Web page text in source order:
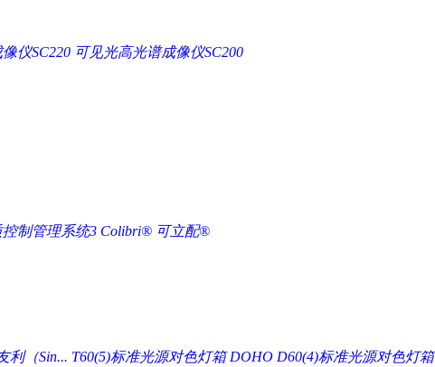
仪SC220 可见光高光谱成像仪SC200
控制管理系统3 Colibri® 可立配®
利（Sin... T60(5)标准光源对色灯箱 DOHO D60(4)标准光源对色灯箱